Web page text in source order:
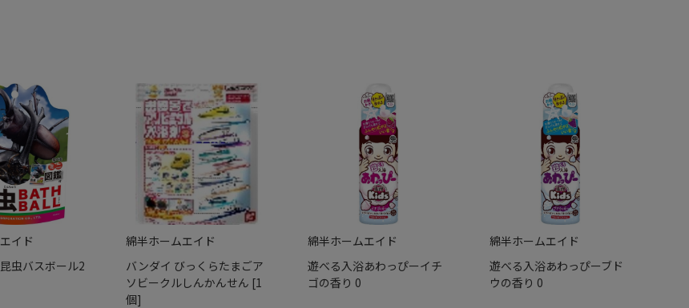
イド
虫バスボール2
綿半ホームエイド
バンダイ びっくらたまごア
ソビークルしんかんせん [1
個]
綿半ホームエイド
遊べる入浴あわっぴーイチ
ゴの香り 0
綿半ホームエイド
遊べる入浴あわっぴーブド
ウの香り 0